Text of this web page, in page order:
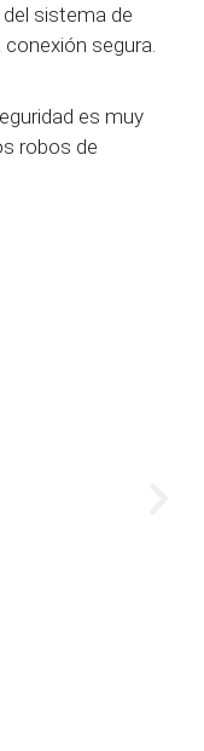
sistema de
segura.
es muy
robos de